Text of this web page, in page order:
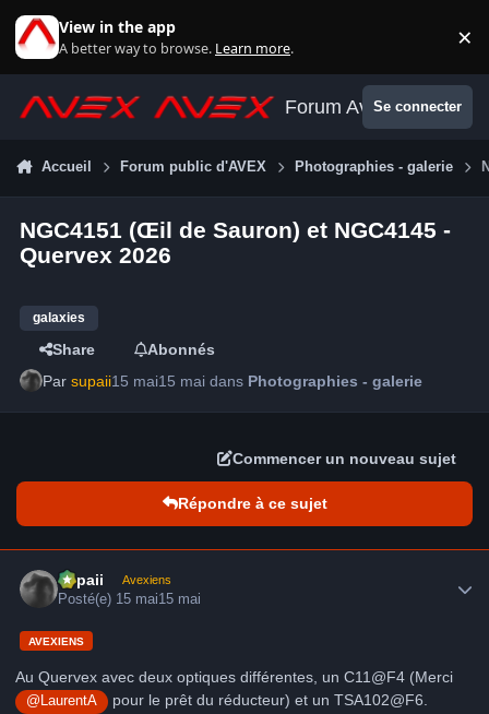
View in the app
A better way to browse. Learn more. ×
Forum AvexSe connecter
Accueil Forum public d'AVEX Photographies - galerie
NGC4151 (Œil de Sauron) et NGC4145 -
Quervex 2026
galaxies
Share
Abonnés
Parsupaii15 mai15 mai dans Photographies - galerie
Commencer un nouveau sujet
Répondre à ce sujet
supaii Avexiens
Posté(e) 15 mai15 mai
AVEXIENS
Au Quervex avec deux optiques différentes, un C11@F4 (Merci
@LaurentA
pour le prêt du réducteur) et un TSA102@F6.